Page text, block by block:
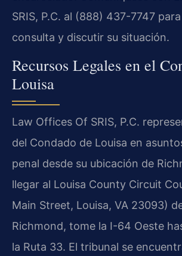
SRIS, P.C. al (888) 437-7747
consulta y discutir su situación.
Recursos Legales en el
Louisa
Law Offices Of SRIS, P.C.
del Condado de Louisa en
penal desde su ubicación de
llegar al Louisa County Circuit
Main Street, Louisa, VA 23093)
Richmond, tome la I-64 Oeste
la Ruta 33. El tribunal se